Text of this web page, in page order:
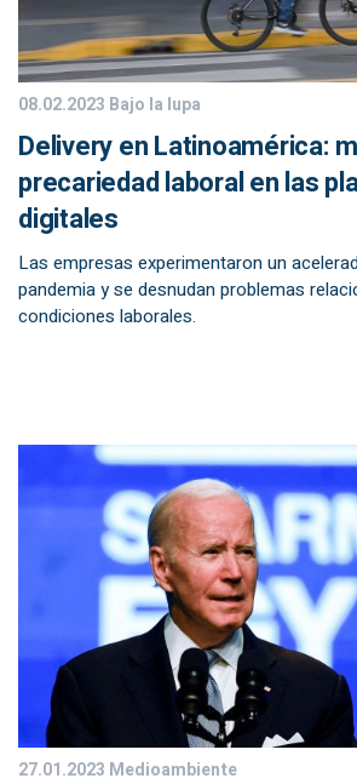
08.02.2023 Bajo la lupa
Delivery en Latinoamérica:
precariedad laboral en las
digitales
Las empresas experimentaron un
pandemia y se desnudan problemas
condiciones laborales.
27.01.2023 Medioambiente